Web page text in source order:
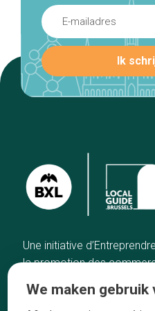
Une initiative
la promotion des
Home
We maken gebruik